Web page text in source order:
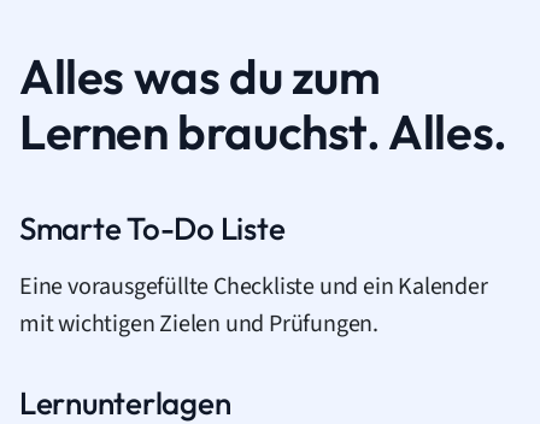
Alles was du zum
Lernen brauchst. Alles.
Smarte To-Do Liste
Eine vorausgefüllte Checkliste und ein Kalender
mit wichtigen Zielen und Prüfungen.
Lernunterlagen